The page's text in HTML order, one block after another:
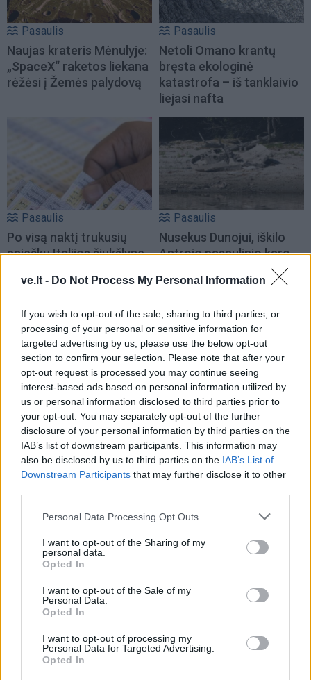
ve.lt - Do Not Process My Personal Information
If you wish to opt-out of the sale, sharing to third parties, or
processing of your personal or sensitive information for
targeted advertising by us, please use the below opt-out
section to confirm your selection. Please note that after your
opt-out request is processed you may continue seeing
interest-based ads based on personal information utilized by
us or personal information disclosed to third parties prior to
your opt-out. You may separately opt-out of the further
disclosure of your personal information by third parties on the
IAB’s list of downstream participants. This information may
also be disclosed by us to third parties on the IAB’s List of
Downstream Participants that may further disclose it to other
Personal Data Processing Opt Outs
I want to opt-out of the Sharing of my
personal data.
Opted In
I want to opt-out of the Sale of my
Personal Data.
Opted In
I want to opt-out of processing my
Personal Data for Targeted Advertising.
Opted In
Pasaulis
Naujas krateris Mėnulyje:
„SpaceX“ raketos liekana
rėžėsi į Žemės palydovą
Pasaulis
Netoli Omano krantų
bręsta ekologinė
katastrofa – iš tanklaivio
liejasi nafta
Pasaulis
Po visą naktį trukusių
paieškų Italijos šiukšlyne
loterijos bilietas
Pasaulis
Nusekus Dunojui, iškilo
Antrojo pasaulinio karo
Pasaulis
Zelenskis: balistinių
raketų perėmėjai galėjo
išgelbėti gyvybes
Pasaulis
Kas gali priversti Donaldą
Trumpą smogti Rusijai:
ekspertas atskleidė
netikėtą scenarijų (3)